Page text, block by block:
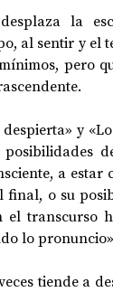
la
al sentir y el
pero
y
a
o su
transcurso
lo
tiende a